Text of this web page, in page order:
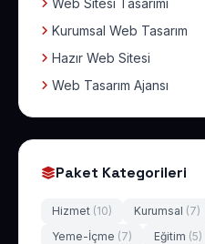
Web Sitesi Tasarımı
Kurumsal Web Tasarım
Hazır Web Sitesi
Web Tasarım Ajansı
Paket Kategorileri
Hizmet (10) Kurumsal (7)
Yeme-İçme (7) Eğitim (5)